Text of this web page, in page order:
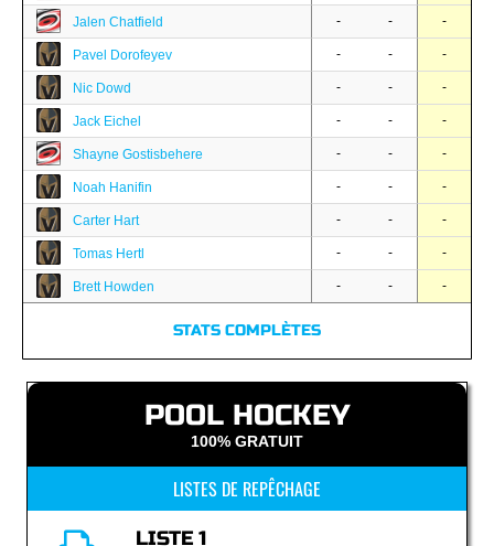
Jalen Chatfield - - -
Pavel Dorofeyev - - -
Nic Dowd - - -
Jack Eichel - - -
Shayne Gostisbehere - - -
Noah Hanifin - - -
Carter Hart - - -
Tomas Hertl - - -
Brett Howden - - -
STATS COMPLÈTES
POOL HOCKEY
100% GRATUIT
LISTES DE REPÊCHAGE
LISTE 1